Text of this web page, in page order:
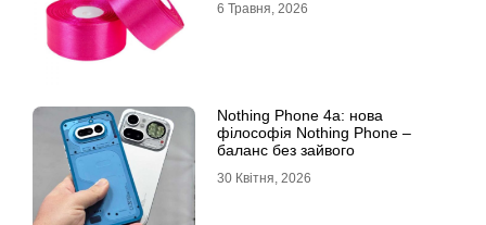
6 Травня, 2026
Nothing Phone 4a: нова
філософія Nothing Phone –
баланс без зайвого
30 Квітня, 2026